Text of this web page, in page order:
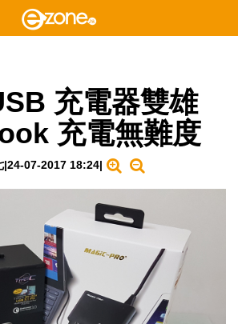
充電器雙雄
充電無難度
|24-07-2017 18:24|